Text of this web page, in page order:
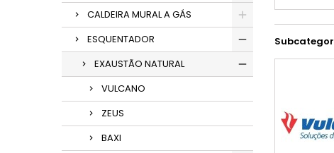
CALDEIRA MURAL A GÁS
ESQUENTADOR
EXAUSTÃO NATURAL
VULCANO
ZEUS
BAXI